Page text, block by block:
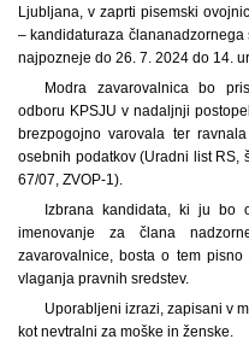
Ljubljana, v zaprti pisemski
– kandidaturaza člananadzornega
najpozneje do 26. 7. 2024 do 14.
Modra zavarovalnica bo
odboru KPSJU v nadaljnji
brezpogojno varovala ter
osebnih podatkov (Uradni list RS,
67/07, ZVOP-1).
Izbrana kandidata, ki ju bo
imenovanje za člana
zavarovalnice, bosta o tem
vlaganja pravnih sredstev.
Uporabljeni izrazi, zapisani v
kot nevtralni za moške in ženske.